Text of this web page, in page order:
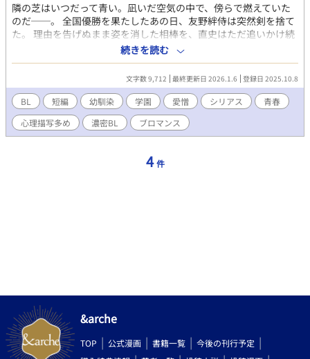
隣の芝はいつだって青い。凪いだ空気の中で、傍らで燃えていた
のだ──。 全国優勝を果たしたあの日、友野絆侍は突然剣を捨て
た。 理由を告げぬまま姿を消した相棒を、直史はただ追いかけ続
けていた。 そして高校の初日、直史が再び見つけたのは―― 剣で
はなく、ギターを抱える絆侍の姿。 すれ違い、ぶつかり合い、そ
れでも惹かれ合う二人。 「お前はいいよな」「裏切者」 ――その
言葉の裏に隠された、十年分の痛みと願い。 剣と音楽、二つの世
界の狭間で揺れる青春の物語。
続きを読む
文字数 9,712 最終更新日 2026.1.6 登録日 2025.10.8
BL 短編 幼馴染 学園 愛憎 シリアス
青春
心理描写多め
濃密BL ブロマンス
4 件
&arche
TOP 公式漫画 書籍一覧
今後の刊行予定